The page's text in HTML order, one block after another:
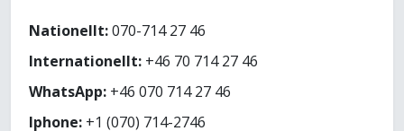
Nationellt:070-714 27 46
Internationellt: +46 70 714 27 46
WhatsApp: +46 070 714 27 46
Iphone: +1 (070) 714-2746